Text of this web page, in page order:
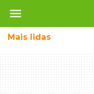
menu
Mais lidas